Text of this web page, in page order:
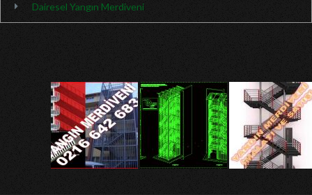
Dairesel Yangın Merdiveni